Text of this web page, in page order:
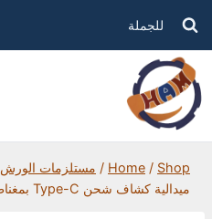
للجملة
Home / Shop
/ مستلزمات الورش
ميدالية كشاف شحن Type-C بمغناطيس وزاوية 90 درجة